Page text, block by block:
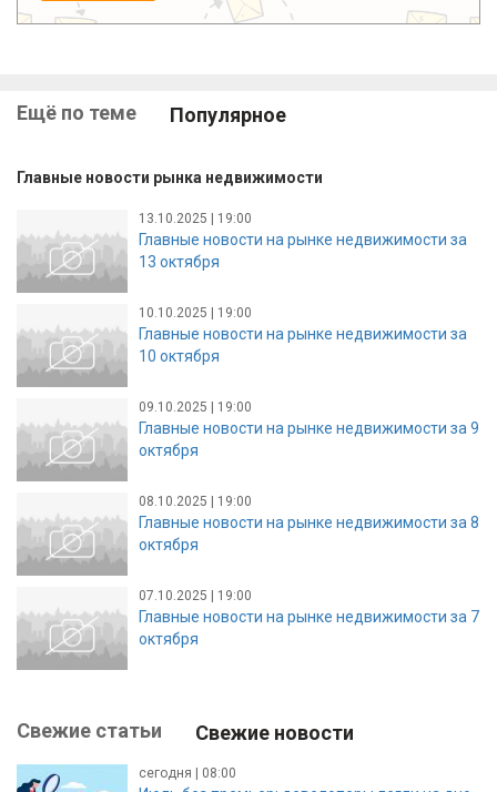
Ещё по теме Популярное
Главные новости рынка недвижимости
13.10.2025 | 19:00
Главные новости на рынке недвижимости за
13 октября
10.10.2025 | 19:00
Главные новости на рынке недвижимости за
10 октября
09.10.2025 | 19:00
Главные новости на рынке недвижимости за 9
октября
08.10.2025 | 19:00
Главные новости на рынке недвижимости за 8
октября
07.10.2025 | 19:00
Главные новости на рынке недвижимости за 7
октября
Свежие статьи Свежие новости
сегодня | 08:00